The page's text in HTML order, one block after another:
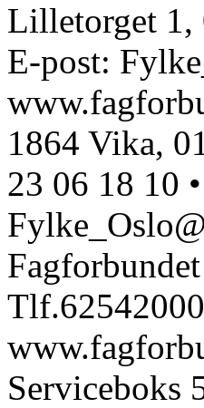
Lilletorget 1,
E-post:
1864 Vika,
23 06 18 10
Serviceboks